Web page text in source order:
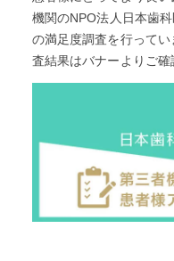
機関のNPO法人日本歯
の満足度調査を⾏って
査結果はバナーよりご確